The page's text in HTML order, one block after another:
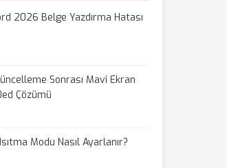
2026 Belge Yazdırma Hatası
Sonrası Mavi Ekran
Çözümü
Modu Nasıl Ayarlanır?